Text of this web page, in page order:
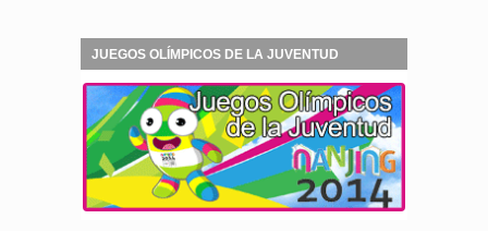
JUEGOS OLÍMPICOS DE LA JUVENTUD
NANJING 2014